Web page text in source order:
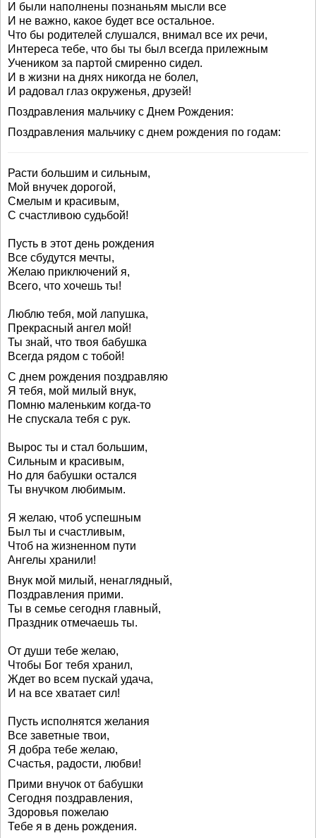
И были наполнены познаньям мысли все
И не важно, какое будет все остальное.
Что бы родителей слушался, внимал все их речи,
Интереса тебе, что бы ты был всегда прилежным
Учеником за партой смиренно сидел.
И в жизни на днях никогда не болел,
И радовал глаз окруженья, друзей!
Поздравления мальчику с Днем Рождения:
Поздравления мальчику с днем рождения по годам:
Расти большим и сильным,
Мой внучек дорогой,
Смелым и красивым,
С счастливою судьбой!
Пусть в этот день рождения
Все сбудутся мечты,
Желаю приключений я,
Всего, что хочешь ты!
Люблю тебя, мой лапушка,
Прекрасный ангел мой!
Ты знай, что твоя бабушка
Всегда рядом с тобой!
С днем рождения поздравляю
Я тебя, мой милый внук,
Помню маленьким когда-то
Не спускала тебя с рук.
Вырос ты и стал большим,
Сильным и красивым,
Но для бабушки остался
Ты внучком любимым.
Я желаю, чтоб успешным
Был ты и счастливым,
Чтоб на жизненном пути
Ангелы хранили!
Внук мой милый, ненаглядный,
Поздравления прими.
Ты в семье сегодня главный,
Праздник отмечаешь ты.
От души тебе желаю,
Чтобы Бог тебя хранил,
Ждет во всем пускай удача,
И на все хватает сил!
Пусть исполнятся желания
Все заветные твои,
Я добра тебе желаю,
Счастья, радости, любви!
Прими внучок от бабушки
Сегодня поздравления,
Здоровья пожелаю
Тебе я в день рождения.